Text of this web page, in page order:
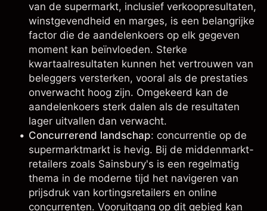
van de supermarkt, inclusief verkoopresultaten,
winstgevendheid en marges, is een belangrijke
factor die de aandelenkoers op elk gegeven
moment kan beïnvloeden. Sterke
kwartaalresultaten kunnen het vertrouwen van
beleggers versterken, vooral als de prestaties
onverwacht hoog zijn. Omgekeerd kan de
aandelenkoers sterk dalen als de resultaten
lager uitvallen dan verwacht.
Concurrerend landschap: concurrentie op de
supermarktmarkt is hevig. Bij de middenmarkt-
retailers zoals Sainsbury's is een regelmatig
thema in de moderne tijd het navigeren van
prijsdruk van kortingsretailers en online
concurrenten. Vooruitgang op dit gebied kan